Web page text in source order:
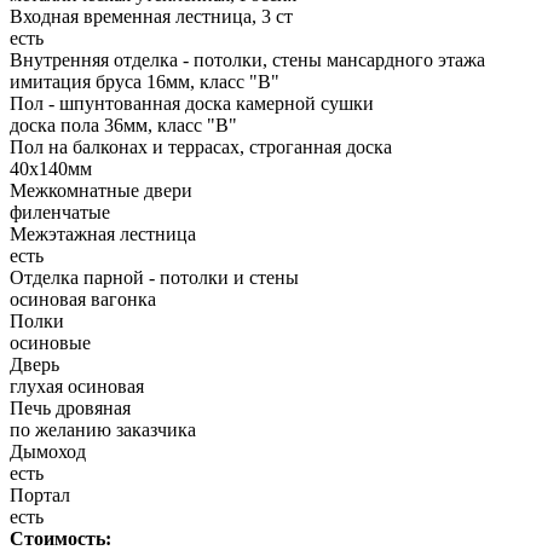
Входная временная лестница, 3 ст
есть
Внутренняя отделка - потолки, стены мансардного этажа
имитация бруса 16мм, класс "В"
Пол - шпунтованная доска камерной сушки
доска пола 36мм, класс "B"
Пол на балконах и террасах, строганная доска
40x140мм
Межкомнатные двери
филенчатые
Межэтажная лестница
есть
Отделка парной - потолки и стены
осиновая вагонка
Полки
осиновые
Дверь
глухая осиновая
Печь дровяная
по желанию заказчика
Дымоход
есть
Портал
есть
Стоимость: